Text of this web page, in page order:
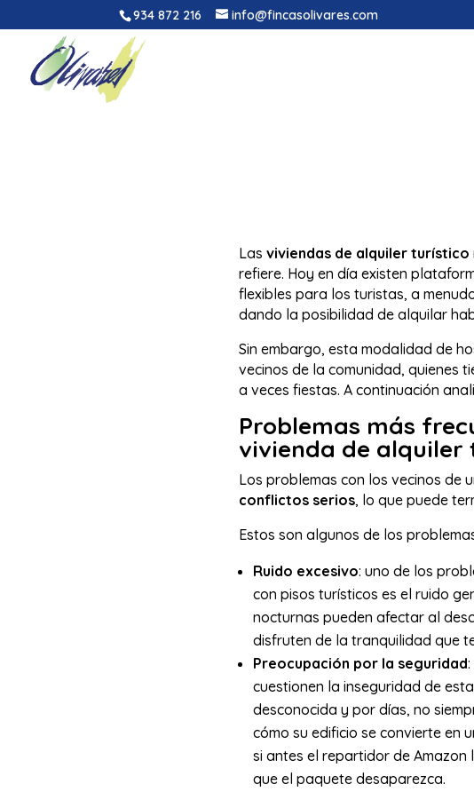
934 872 216 info@fincasolivares.com
Las viviendas de alquiler turístico
refiere. Hoy en día existen
flexibles para los turistas, a
dando la posibilidad de alquilar
Sin embargo, esta modalidad de
vecinos de la comunidad, quienes
a veces fiestas. A continuación
Problemas más
vivienda de alquiler
Los problemas con los vecinos de
conflictos serios, lo que puede
Estos son algunos de los
Ruido excesivo: uno de los
con pisos turísticos es el ruido
nocturnas pueden afectar al
disfruten de la tranquilidad que
Preocupación por la seguridad
cuestionen la inseguridad de
desconocida y por días, no
cómo su edificio se convierte en
si antes el repartidor de
que el paquete desaparezca.